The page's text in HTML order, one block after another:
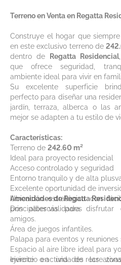
Terreno en Venta en Regatta
Construye el hogar que
en este exclusivo terreno de
dentro de
Regatta Residencial
que ofrece seguridad,
ambiente ideal para vivir en
Su excelente superficie
perfecto para diseñar una
jardín, terraza, alberca o las
mejor se adapten a tu estilo de
Características:
Terreno de 242.60 m²
Ideal para proyecto residencial
Acceso controlado y seguridad
Entorno tranquilo y de alta
Excelente oportunidad de
Ubicación estratégica con
principales vialidades
Amenidades de Regatta
Dos albercas para
amigos.
Área de juegos infantiles.
Palapa para eventos y reuniones
Espacio al aire libre ideal para
ejercicio o actividades
Invierte en una de las